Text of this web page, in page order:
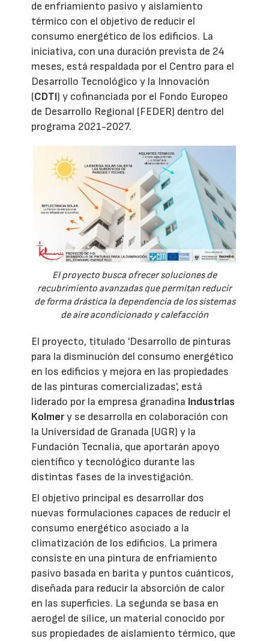
de enfriamiento pasivo y aislamiento
térmico con el objetivo de reducir el
consumo energético de los edificios. La
iniciativa, con una duración prevista de 24
meses, está respaldada por el Centro para el
Desarrollo Tecnológico y la Innovación
(CDTI) y cofinanciada por el Fondo Europeo
de Desarrollo Regional (FEDER) dentro del
programa 2021-2027.
El proyecto busca ofrecer soluciones de
recubrimiento avanzadas que permitan reducir
de forma drástica la dependencia de los sistemas
de aire acondicionado y calefacción
El proyecto, titulado 'Desarrollo de pinturas
para la disminución del consumo energético
en los edificios y mejora en las propiedades
de las pinturas comercializadas', está
liderado por la empresa granadina Industrias
Kolmery se desarrolla en colaboración con
la Universidad de Granada (UGR) y la
Fundación Tecnalia, que aportarán apoyo
científico y tecnológico durante las
distintas fases de la investigación.
El objetivo principal es desarrollar dos
nuevas formulaciones capaces de reducir el
consumo energético asociado a la
climatización de los edificios. La primera
consiste en una pintura de enfriamiento
pasivo basada en barita y puntos cuánticos,
diseñada para reducir la absorción de calor
en las superficies. La segunda se basa en
aerogel de sílice, un material conocido por
sus propiedades de aislamiento térmico, que